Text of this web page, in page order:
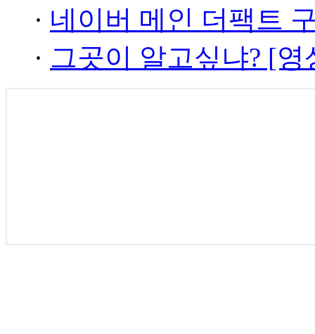
· 네이버 메인 더팩트
· 그곳이 알고싶냐? [